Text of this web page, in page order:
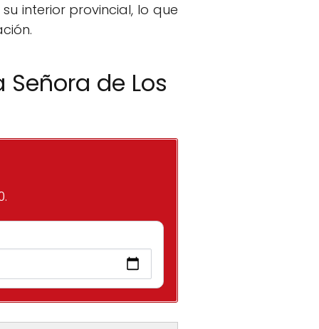
interior provincial, lo que
Señora de Los